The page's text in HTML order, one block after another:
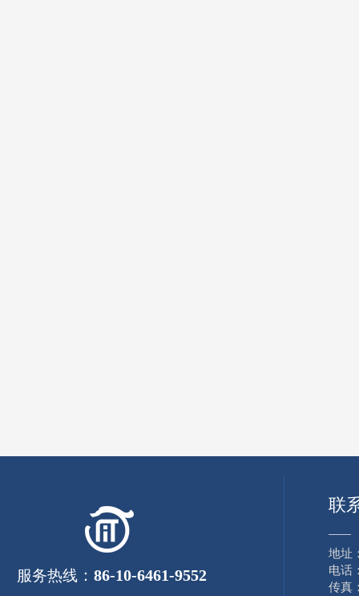
服务热线： 86-10-6461-9552
联
——
地址
电话
传真